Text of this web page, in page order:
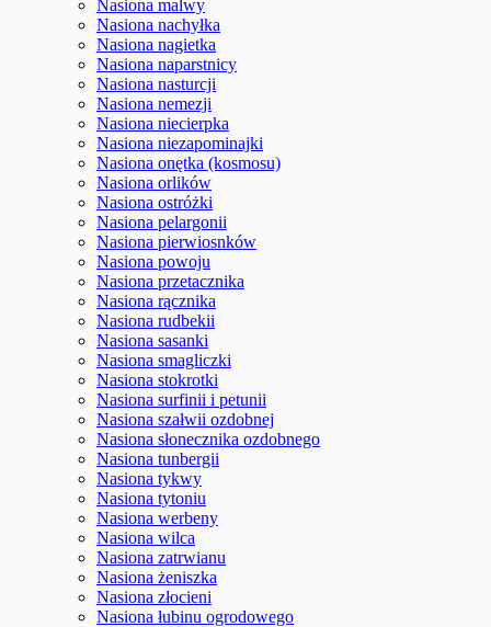
Nasiona malwy
Nasiona nachyłka
Nasiona nagietka
Nasiona naparstnicy
Nasiona nasturcji
Nasiona nemezji
Nasiona niecierpka
Nasiona niezapominajki
Nasiona onętka (kosmosu)
Nasiona orlików
Nasiona ostróżki
Nasiona pelargonii
Nasiona pierwiosnków
Nasiona powoju
Nasiona przetacznika
Nasiona rącznika
Nasiona rudbekii
Nasiona sasanki
Nasiona smagliczki
Nasiona stokrotki
Nasiona surfinii i petunii
Nasiona szałwii ozdobnej
Nasiona słonecznika ozdobnego
Nasiona tunbergii
Nasiona tykwy
Nasiona tytoniu
Nasiona werbeny
Nasiona wilca
Nasiona zatrwianu
Nasiona żeniszka
Nasiona złocieni
Nasiona łubinu ogrodowego